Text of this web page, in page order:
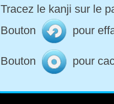
Tracez le kanji sur le
Bouton
pour
Bouton pour